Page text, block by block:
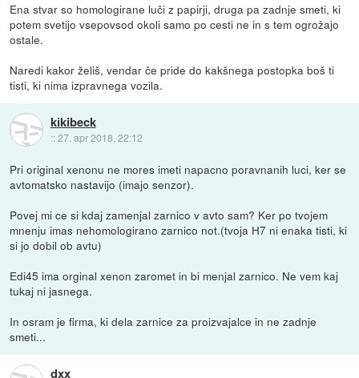
Ena stvar so homologirane luči z papirji, druga pa zadnje smeti, ki
potem svetijo vsepovsod okoli samo po cesti ne in s tem ogrožajo
ostale.
Naredi kakor želiš, vendar če pride do kakšnega postopka boš ti
tisti, ki nima izpravnega vozila.
kikibeck
::27. apr 2018, 22:12
Pri original xenonu ne mores imeti napacno poravnanih luci, ker se
avtomatsko nastavijo (imajo senzor).
Povej mi ce si kdaj zamenjal zarnico v avto sam? Ker po tvojem
mnenju imas nehomologirano zarnico not.(tvoja H7 ni enaka tisti, ki
si jo dobil ob avtu)
Edi45 ima orginal xenon zaromet in bi menjal zarnico. Ne vem kaj
tukaj ni jasnega.
In osram je firma, ki dela zarnice za proizvajalce in ne zadnje
smeti...
dxx